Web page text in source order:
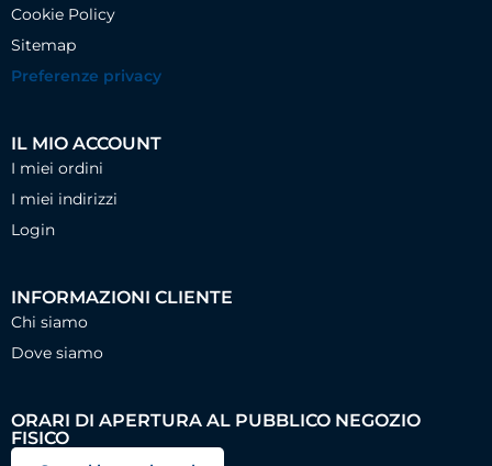
Cookie Policy
Sitemap
Preferenze privacy
IL MIO ACCOUNT
I miei ordini
I miei indirizzi
Login
INFORMAZIONI CLIENTE
Chi siamo
Dove siamo
ORARI DI APERTURA AL PUBBLICO NEGOZIO
FISICO